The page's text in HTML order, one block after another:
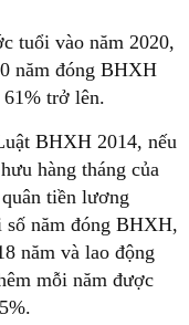
tuổi vào năm 2020,
năm đóng BHXH
trở lên.
BHXH 2014, nếu
hàng tháng của
tiền lương
năm đóng BHXH,
năm và lao động
mỗi năm được